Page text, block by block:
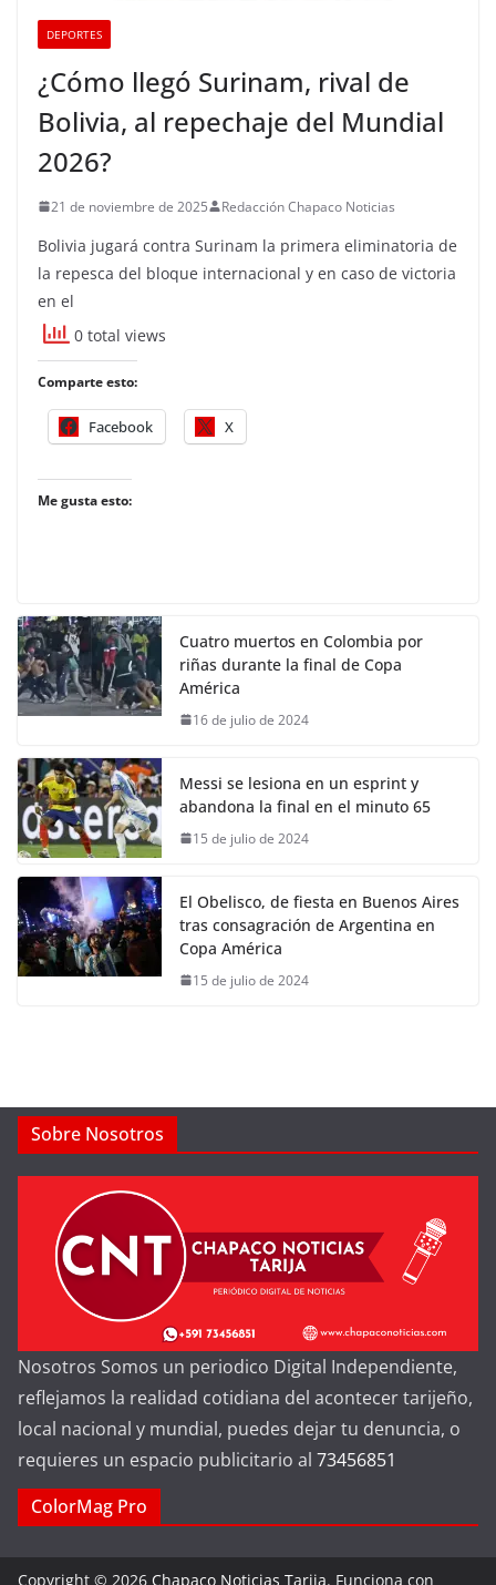
DEPORTES
¿Cómo llegó Surinam, rival de
Bolivia, al repechaje del Mundial
2026?
21 de noviembre de 2025 Redacción Chapaco Noticias
Bolivia jugará contra Surinam la primera eliminatoria de
la repesca del bloque internacional y en caso de victoria
en el
0 total views
Comparte esto:
Facebook X
Me gusta esto:
Cuatro muertos en Colombia por
riñas durante la final de Copa
América
16 de julio de 2024
Messi se lesiona en un esprint y
abandona la final en el minuto 65
15 de julio de 2024
El Obelisco, de fiesta en Buenos Aires
tras consagración de Argentina en
Copa América
15 de julio de 2024
Sobre Nosotros
Nosotros Somos un periodico Digital Independiente,
reflejamos la realidad cotidiana del acontecer tarijeño,
local nacional y mundial, puedes dejar tu denuncia, o
requieres un espacio publicitario al 73456851
ColorMag Pro
Copyright © 2026 Chapaco Noticias Tarija. Funciona con